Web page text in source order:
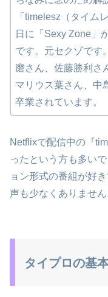
「timelesz（タイム
日に「Sexy Zone」
です。元セクゾです
磨さん、佐藤勝利さ
マリウス葉さん、中
卒業されています。
Netflixで配信中の『
ったという方も多い
ョン形式の番組が好
声も少なくありません
タイプロの基